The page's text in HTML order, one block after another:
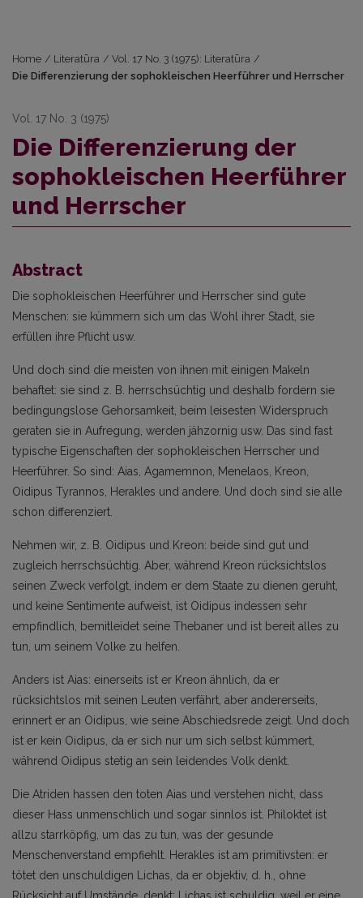
Home / Literatūra / Vol. 17 No. 3 (1975): Literatūra /
Die Differenzierung der sophokleischen Heerführer und Herrscher
Vol. 17 No. 3 (1975)
Die Differenzierung der
sophokleischen Heerführer
und Herrscher
Abstract
Die sophokleischen Heerführer und Herrscher sind gute
Menschen: sie kümmern sich um das Wohl ihrer Stadt, sie
erfüllen ihre Pflicht usw.
Und doch sind die meisten von ihnen mit einigen Makeln
behaftet: sie sind z. B. herrschsüchtig und deshalb fordern sie
bedingungslose Gehorsamkeit, beim leisesten Widerspruch
geraten sie in Aufregung, werden jähzornig usw. Das sind fast
typische Eigenschaften der sophokleischen Herrscher und
Heerführer. So sind: Aias, Agamemnon, Menelaos, Kreon,
Oidipus Tyrannos, Herakles und andere. Und doch sind sie alle
schon differenziert.
Nehmen wir, z. B. Oidipus und Kreon: beide sind gut und
zugleich herrschsüchtig. Aber, während Kreon rücksichtslos
seinen Zweck verfolgt, indem er dem Staate zu dienen geruht,
und keine Sentimente aufweist, ist Oidipus indessen sehr
empfindlich, bemitleidet seine Thebaner und ist bereit alles zu
tun, um seinem Volke zu helfen.
Anders ist Aias: einerseits ist er Kreon ähnlich, da er
rücksichtslos mit seinen Leuten verfährt, aber andererseits,
erinnert er an Oidipus, wie seine Abschiedsrede zeigt. Und doch
ist er kein Oidipus, da er sich nur um sich selbst kümmert,
während Oidipus stetig an sein leidendes Volk denkt.
Die Atriden hassen den toten Aias und verstehen nicht, dass
dieser Hass unmenschlich und sogar sinnlos ist. Philoktet ist
allzu starrköpfig, um das zu tun, was der gesunde
Menschenverstand empfiehlt. Herakles ist am primitivsten: er
tötet den unschuldigen Lichas, da er objektiv, d. h., ohne